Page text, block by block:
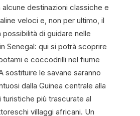
destinazioni classiche e
veloci e, non per ultimo, il
di guidare nelle
Senegal: qui si potrà scoprire
e coccodrilli nel fiume
sostituire le savane saranno
dalla Guinea centrale alla
più trascurate al
villaggi africani. Un